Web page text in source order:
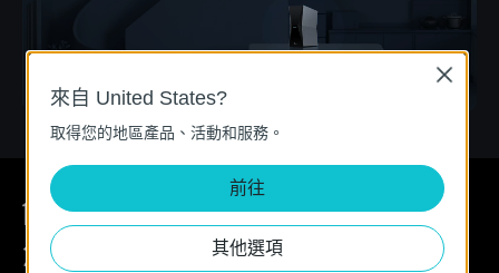
您的安全是我們的首要任務
來自 United States?
取得您的地區產品、活動和服務。
前往
其他選項
Close